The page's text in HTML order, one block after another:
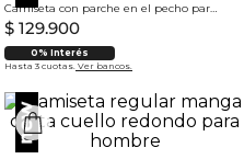
Camiseta con parche en el pecho para hombre
$ 129.900
0% Interés
Hasta 3 cuotas. Ver bancos.